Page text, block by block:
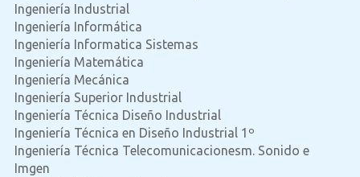
Ingeniería Industrial
Ingeniería Informática
Ingeniería Informatica Sistemas
Ingeniería Matemática
Ingeniería Mecánica
Ingeniería Superior Industrial
Ingeniería Técnica Diseño Industrial
Ingeniería Técnica en Diseño Industrial 1º
Ingeniería Técnica Telecomunicacionesm. Sonido e
Imgen